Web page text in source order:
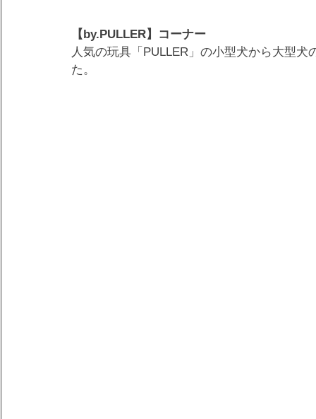
【by.PULLER】コーナー
人気の玩具「PULLER」の小型犬から大型
た。